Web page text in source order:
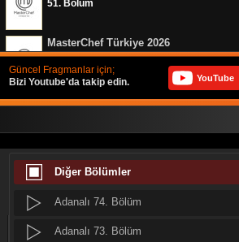
51. Bölüm
MasterChef Türkiye 2026
50. Bölüm
Muhtemel Aşk
314. Bölüm
49. Bölüm
Güncel Fragmanlar için;
Bizi Youtube'da takip edin.
YouTube
Diğer Bölümler
Adanalı 79. Bölüm
Adanalı 78. Bölüm
Adanalı 75. Bölüm
Adanalı 74. Bölüm
Adanalı 73. Bölüm